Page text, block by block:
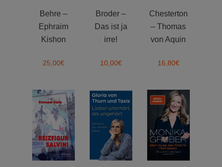
Behre –
Ephraim
Kishon
25,00€
Broder –
Das ist ja
irre!
10,00€
Chesterton
– Thomas
von Aquin
16,80€